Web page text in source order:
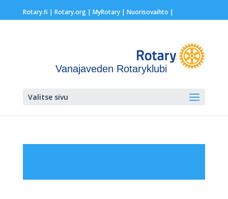
Rotary.fi | Rotary.org| MyRotary | Nuorisovaihto |
Vanajaveden Rotaryklubi
Valitse sivu